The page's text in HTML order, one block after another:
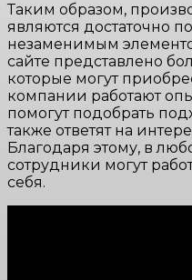
Таким образом,
являются достаточно
незаменимым
сайте представлено
которые могут
компании работают
помогут подобрать
также ответят на
Благодаря этому, в
сотрудники могут
себя.